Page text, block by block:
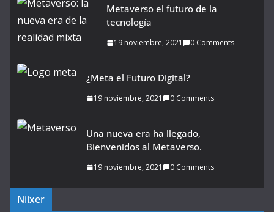
Metaverso el futuro de la
tecnología
19 noviembre, 2021 0 Comments
¿Meta el Futuro Digital?
19 noviembre, 2021 0 Comments
Una nueva era ha llegado,
Bienvenidos al Metaverso.
19 noviembre, 2021 0 Comments
Niixer